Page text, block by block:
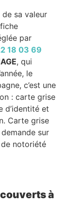
de sa valeur
par
18 03 69
, qui
le
c’est une
: carte grise
d’identité et
Carte grise
sur
de notoriété
à